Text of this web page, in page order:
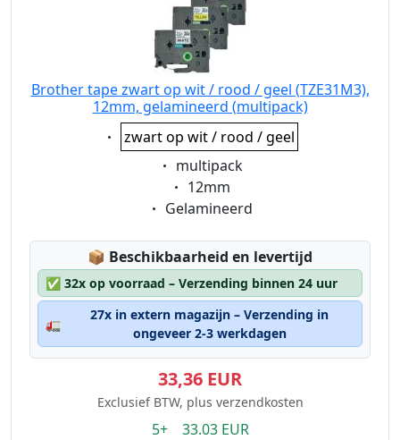
Brother tape zwart op wit / rood / geel (TZE31M3),
12mm, gelamineerd (multipack)
Eigenschaft:
zwart op wit / rood / geel
Eigenschaft:
multipack
Eigenschaft:
12mm
Eigenschaft:
Gelamineerd
📦 Lagerstatus:
Beschikbaarheid en levertijd
✅ 32x op voorraad – Verzending binnen 24 uur
🚛
27x in extern magazijn – Verzending in
ongeveer 2-3 werkdagen
33,36 EUR
Exclusief BTW, plus verzendkosten
5+ 33.03 EUR